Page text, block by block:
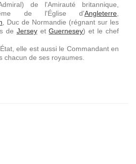
de l'Amirauté britannique,
de l'Église d'Angleterre
, Duc de Normandie (régnant sur les
de Jerseyet Guernesey) et le chef
elle est aussi le Commandant en
chacun de ses royaumes.